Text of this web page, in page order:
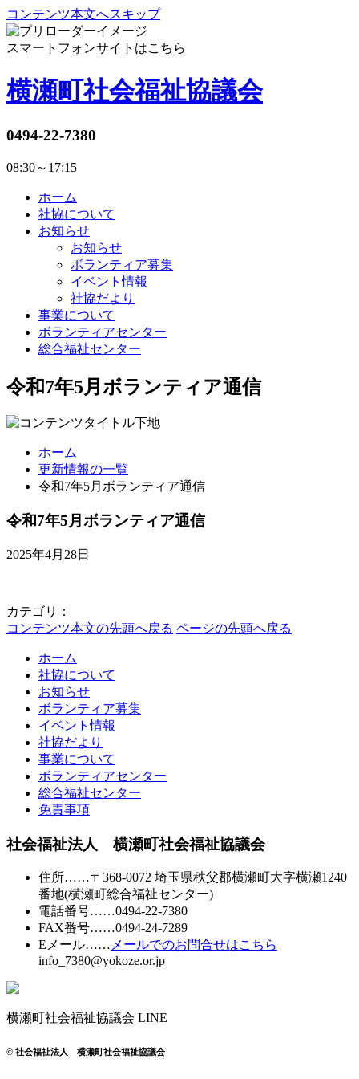
コンテンツ本文へスキップ
スマートフォンサイトはこちら
横瀬町社会福祉協議会
0494-22-7380
08:30～17:15
ホーム
社協について
お知らせ
お知らせ
ボランティア募集
イベント情報
社協だより
事業について
ボランティアセンター
総合福祉センター
令和7年5月ボランティア通信
ホーム
更新情報の一覧
令和7年5月ボランティア通信
令和7年5月ボランティア通信
2025年4月28日
カテゴリ：
コンテンツ本文の先頭へ戻る ページの先頭へ戻る
ホーム
社協について
お知らせ
ボランティア募集
イベント情報
社協だより
事業について
ボランティアセンター
総合福祉センター
免責事項
社会福祉法人 横瀬町社会福祉協議会
住所……〒368-0072 埼玉県秩父郡横瀬町大字横瀬1240
番地(横瀬町総合福祉センター)
電話番号……0494-22-7380
FAX番号……0494-24-7289
Eメール…… メールでのお問合せはこちら
info_7380@yokoze.or.jp
横瀬町社会福祉協議会 LINE
© 社会福祉法人 横瀬町社会福祉協議会